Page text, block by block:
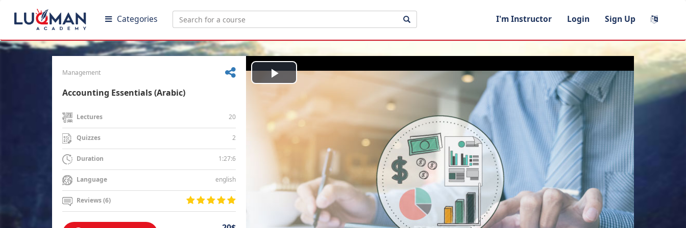
Categories I'm Instructor Login Sign Up
Management
Accounting Essentials (Arabic)
Lectures 20
Quizzes 2
Duration 1:27:6
Language english
Reviews (6)
Play
Video